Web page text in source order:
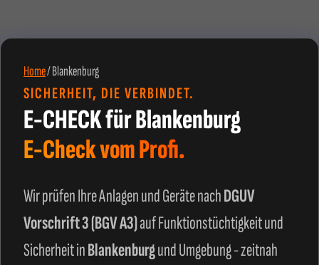
Home/Blankenburg
SICHERHEIT, DIE VERBINDET.
E-CHECK für Blankenburg
E-Check vom Profi.
Wir prüfen Ihre Anlagen und Geräte nachDGUV
Vorschrift 3 (BGV A3)auf Funktionstüchtigkeit und
Sicherheit inBlankenburgund Umgebung - zeitnah